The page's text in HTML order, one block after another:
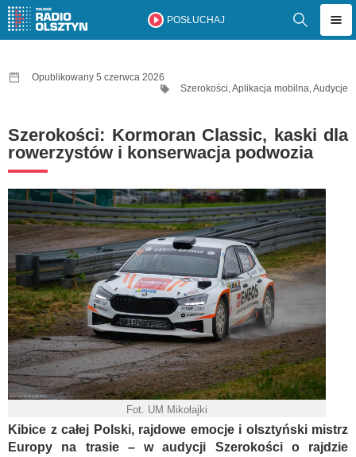
POSŁUCHAJ
Opublikowany 5 czerwca 2026
Szerokości,Aplikacja mobilna,Audycje
Szerokości: Kormoran Classic, kaski dla
rowerzystów i konserwacja podwozia
Fot. UM Mikołajki
Kibice z całej Polski, rajdowe emocje i olsztyński mistrz
Europy na trasie – w audycji Szerokości o rajdzie